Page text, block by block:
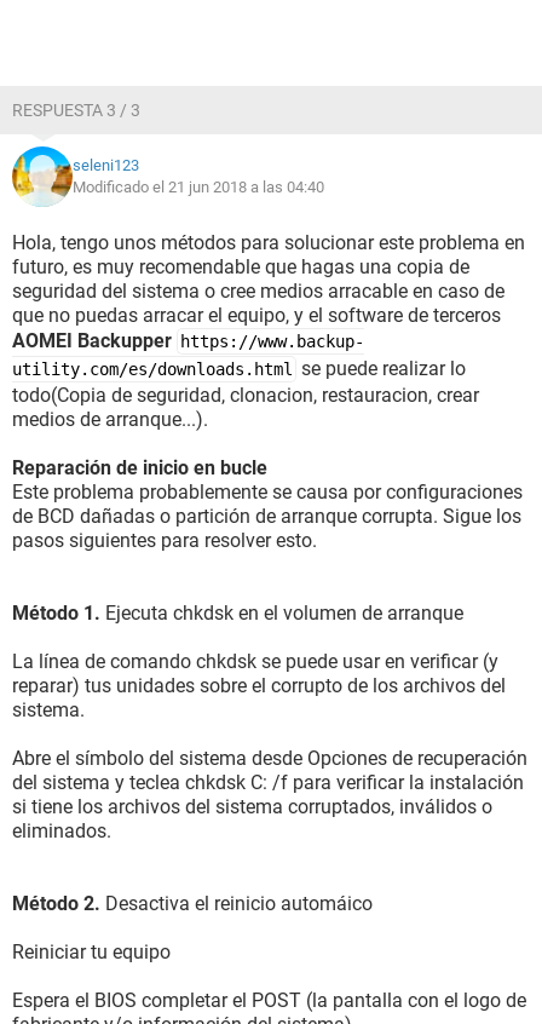
RESPUESTA 3 / 3
seleni123
Modificado el 21 jun 2018 a las 04:40
Hola, tengo unos métodos para solucionar este problema en
futuro, es muy recomendable que hagas una copia de
seguridad del sistema o cree medios arracable en caso de
que no puedas arracar el equipo, y el software de terceros
AOMEI Backupper https://www.backup-
utility.com/es/downloads.html
se puede realizar lo
todo(Copia de seguridad, clonacion, restauracion, crear
medios de arranque...).
Reparación de inicio en bucle
Este problema probablemente se causa por configuraciones
de BCD dañadas o partición de arranque corrupta. Sigue los
pasos siguientes para resolver esto.
Método 1. Ejecuta chkdsk en el volumen de arranque
La línea de comando chkdsk se puede usar en verificar (y
reparar) tus unidades sobre el corrupto de los archivos del
sistema.
Abre el símbolo del sistema desde Opciones de recuperación
del sistema y teclea chkdsk C: /f para verificar la instalación
si tiene los archivos del sistema corruptados, inválidos o
eliminados.
Método 2. Desactiva el reinicio automáico
Reiniciar tu equipo
Espera el BIOS completar el POST (la pantalla con el logo de